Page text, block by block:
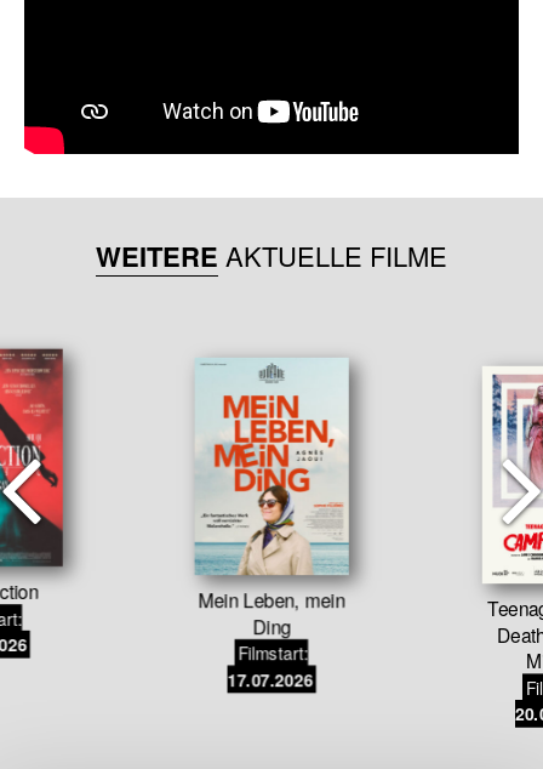
WEITERE AKTUELLE FILME
Mein Leben, mein
Ding
Filmstart:
17.07.2026